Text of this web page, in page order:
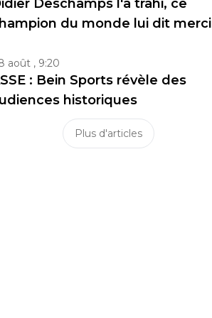
Deschamps l'a trahi, ce
du monde lui dit merci
août , 9:20
: Bein Sports révèle des
historiques
Plus d'articles